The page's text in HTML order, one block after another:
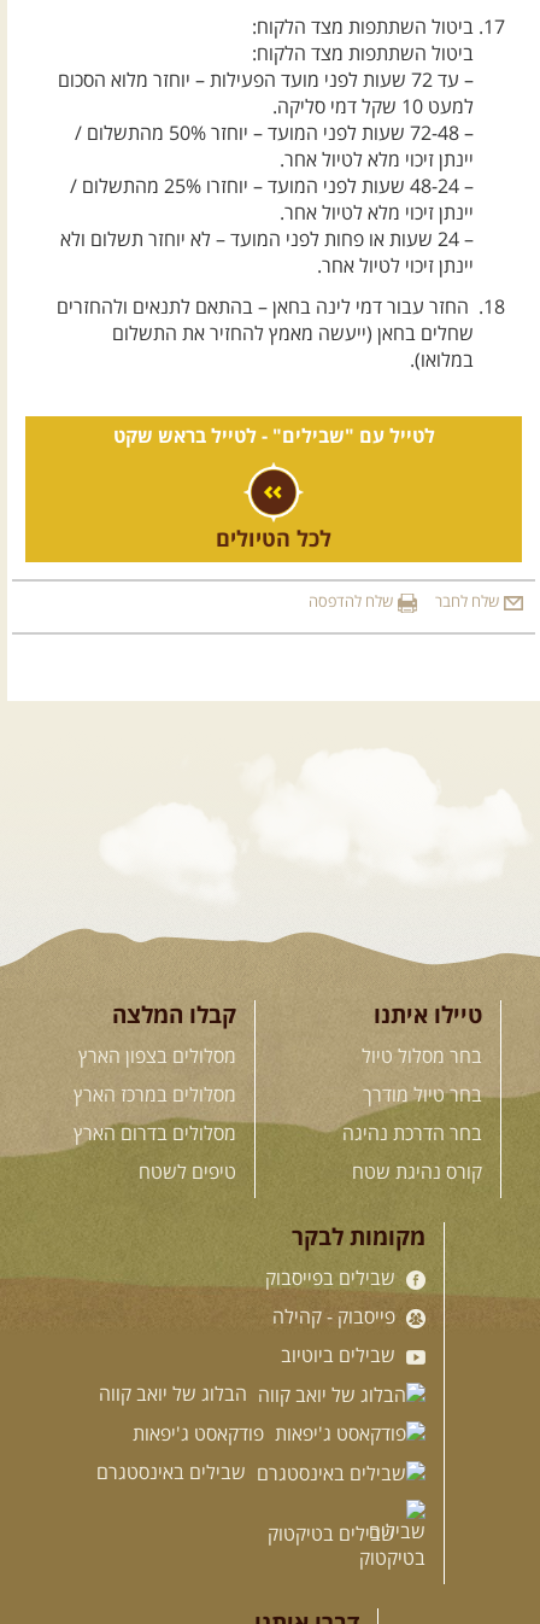
ביטול השתתפות מצד הלקוח:
ביטול השתתפות מצד הלקוח:
– עד 72 שעות לפני מועד הפעילות – יוחזר מלוא הסכום
למעט 10 שקל דמי סליקה.
– 72-48 שעות לפני המועד – יוחזר 50% מהתשלום /
יינתן זיכוי מלא לטיול אחר.
– 48-24 שעות לפני המועד – יוחזרו 25% מהתשלום /
יינתן זיכוי מלא לטיול אחר.
– 24 שעות או פחות לפני המועד – לא יוחזר תשלום ולא
יינתן זיכוי לטיול אחר.
החזר עבור דמי לינה בחאן – בהתאם לתנאים ולהחזרים
שחלים בחאן (ייעשה מאמץ להחזיר את התשלום
במלואו).
לטייל עם "שבילים" -לטייל בראש שקט
לכל הטיולים
שלח לחבר שלח להדפסה
טיילו איתנו
בחר מסלול טיול
בחר טיול מודרך
בחר הדרכת נהיגה
קורס נהיגת שטח
קבלו המלצה
מסלולים בצפון הארץ
מסלולים במרכז הארץ
מסלולים בדרום הארץ
טיפים לשטח
מקומות לבקר
שבילים בפייסבוק
פייסבוק - קהילה
שבילים ביוטיוב
הבלוג של יואב קווה
פודקאסט ג'יפאות
שבילים באינסטגרם
שבילים בטיקטוק